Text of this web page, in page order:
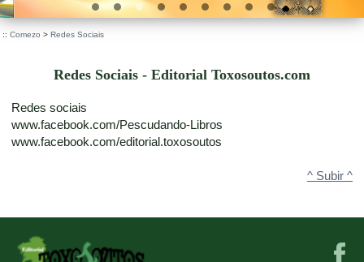
:: Comezo > Redes Sociais
Redes Sociais - Editorial Toxosoutos.com
Redes sociais
www.facebook.com/Pescudando-Libros
www.facebook.com/editorial.toxosoutos
^ Subir ^